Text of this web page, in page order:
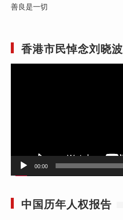
善良是一切
香港市民悼念刘晓波
00:00
中国历年人权报告